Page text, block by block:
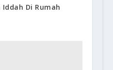
Di Rumah